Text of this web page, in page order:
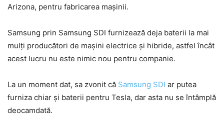
Arizona, pentru fabricarea mașinii.
Samsung prin Samsung SDI furnizează deja baterii la mai
mulți producători de mașini electrice și hibride, astfel încât
acest lucru nu este nimic nou pentru companie.
La un moment dat, sa zvonit că Samsung SDI ar putea
furniza chiar și baterii pentru Tesla, dar asta nu se întâmplă
deocamdată.